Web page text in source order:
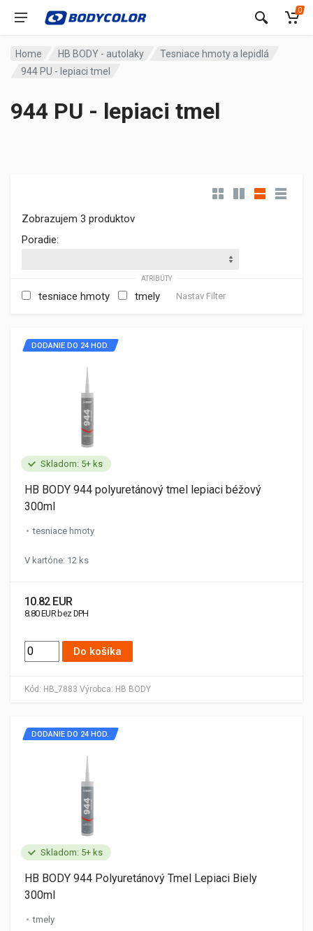
0
Home HB BODY - autolaky
Tesniace hmoty a lepidlá
944 PU - lepiaci tmel
944 PU - lepiaci tmel
Zobrazujem 3 produktov
Poradie:
ATRIBÚTY
tesniace hmoty tmely Nastav Filter
Skladom: 5+ ks
Kód: HB_7883 Výrobca: HB BODY
DODANIE DO 24 HOD.
HB BODY 944 polyuretánový tmel lepiaci béžový
300ml
tesniace hmoty
V kartóne: 12 ks
10.82 EUR
8.80 EUR bez DPH
Do košíka
Skladom: 5+ ks
DODANIE DO 24 HOD.
HB BODY 944 Polyuretánový Tmel Lepiaci Biely
300ml
tmely